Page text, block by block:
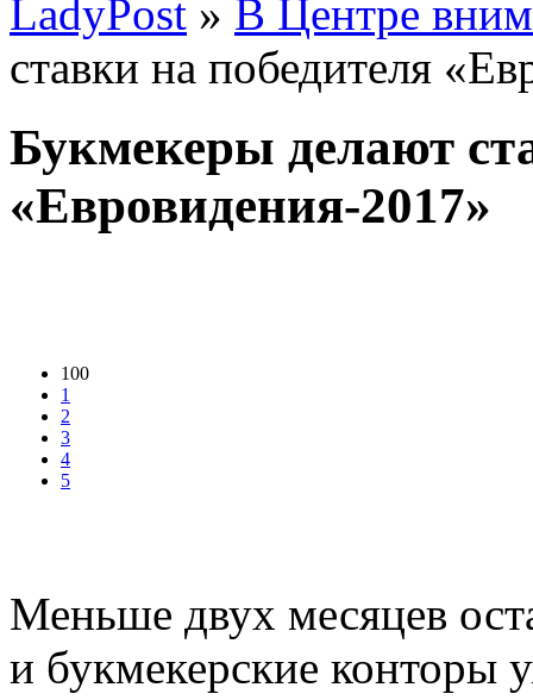
LadyPost » В Центре
ставки на победителя
Букмекеры делают
«Евровидения-2017»
100
1
2
3
4
5
Меньше двух месяцев
и букмекерские конторы